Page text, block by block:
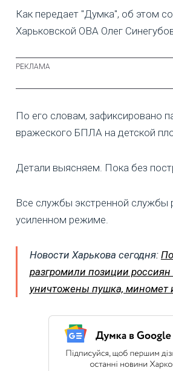
Как передает "Думка", об этом
Харьковской ОВА Олег
По его словам, зафиксировано
вражеского БПЛА на детской
Детали выясняем. Пока без
Все службы экстренной службы
усиленном режиме.
Новости Харькова сегодня:
разгромили позиции
уничтожены пушка, миномет